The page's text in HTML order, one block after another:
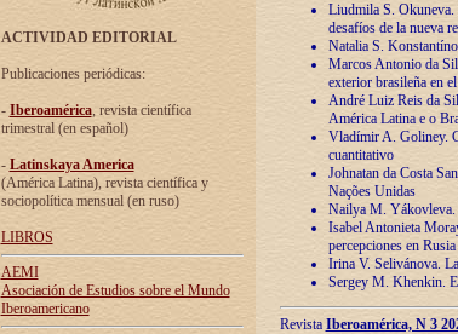
ACTIVIDAD EDITORIAL
Publicaciones periódicas:
- Iberoamérica, revista científica
trimestral (en español)
- Latinskaya America
(América Latina), revista científica y
sociopolítica mensual (en ruso)
LIBROS
AEMI
Asociación de Estudios sobre el Mundo
Iberoamericano
Liudmila S. Okuneva.
desafíos de la nueva
Natalia S.
Marcos Antonio da
exterior brasileña en
André Luiz Reis da
América Latina e o
Vladímir A. Goliney.
cuantitativo
Johnatan da Costa
Nações Unidas
Nailya M. Yákovleva.
Isabel Antonieta
percepciones en
Irina V. Selivánova.
Sergey M. Khenkin.
Revista Iberoamérica, N 3